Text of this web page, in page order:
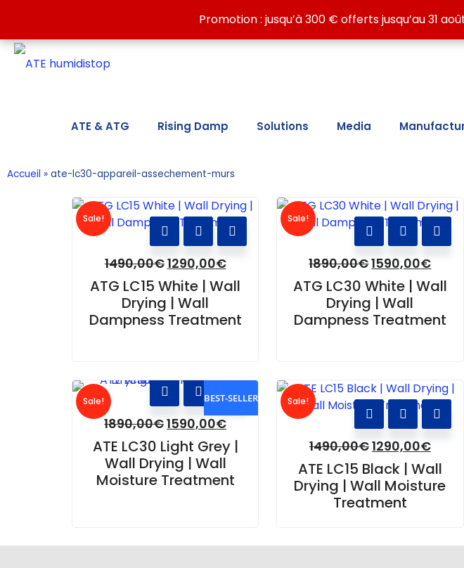
Discover our wall-drying solutions against dampness: ATE LC15, ATE LC30, ATE
ATE & ATG Rising Damp Solutions Media
Accueil » ate-lc30-appareil-assechement-murs
Sale!
1490,00€1290,00€
ATG LC15 White | Wall
Drying | Wall
Dampness Treatment
Sale!
1890,00€1590,00€
ATG LC30 White | Wall
Drying | Wall
Dampness Treatment
Sale! BEST-SELLER
1890,00€1590,00€
ATE LC30 Light Grey |
Wall Drying | Wall
Moisture Treatment
Sale!
1490,00€1290,00€
ATE LC15 Black | Wall
Drying | Wall Moisture
Treatment
Promotion : jusqu’à 300 € offerts jusqu’au 31
Promotion : jusqu’à 300 € offerts jusqu’au 31